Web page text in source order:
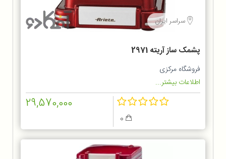
سراسر ایران
پشمک ساز آریته 2971
فروشگاه مرکزی
اطلاعات بیشتر...
29,570,000